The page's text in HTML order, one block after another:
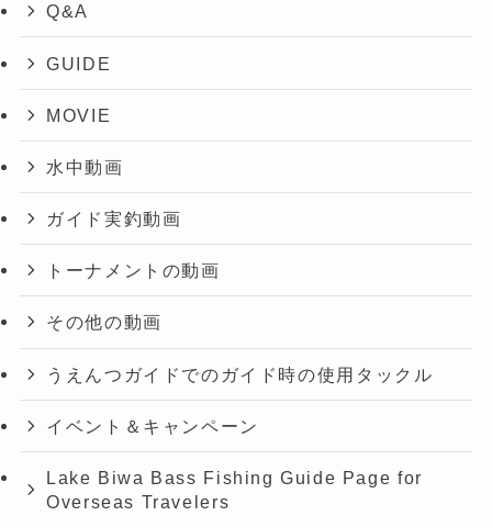
Q&A
GUIDE
MOVIE
水中動画
ガイド実釣動画
トーナメントの動画
その他の動画
うえんつガイドでのガイド時の使用タックル
イベント＆キャンペーン
Lake Biwa Bass Fishing Guide Page for
Overseas Travelers